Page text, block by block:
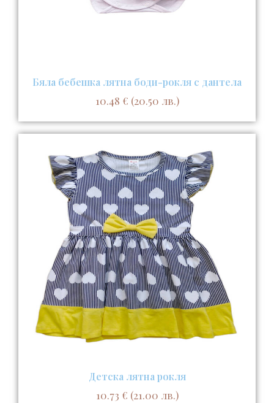
Бяла бебешка лятна боди-рокля с дантела
10.48 € (20.50 лв.)
Детска лятна рокля
10.73 € (21.00 лв.)